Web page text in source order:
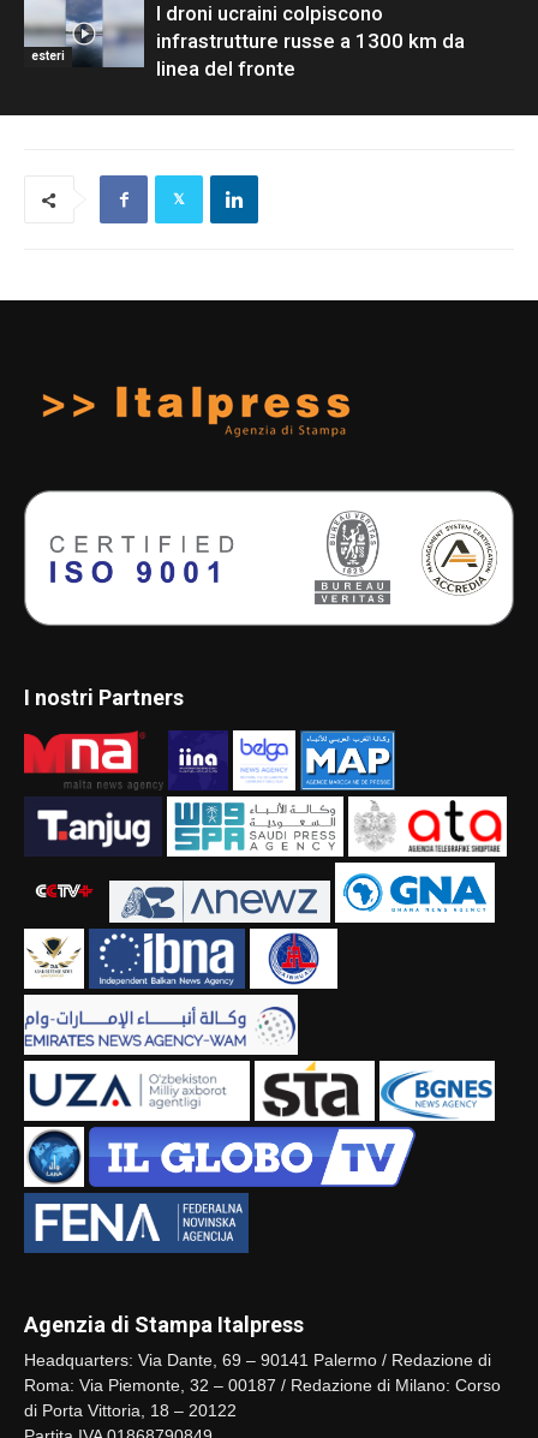
esteri
I droni ucraini colpiscono
infrastrutture russe a 1300 km da
linea del fronte
I nostri Partners
Agenzia di Stampa Italpress
Headquarters: Via Dante, 69 – 90141 Palermo / Redazione di
Roma: Via Piemonte, 32 – 00187 / Redazione di Milano: Corso
di Porta Vittoria, 18 – 20122